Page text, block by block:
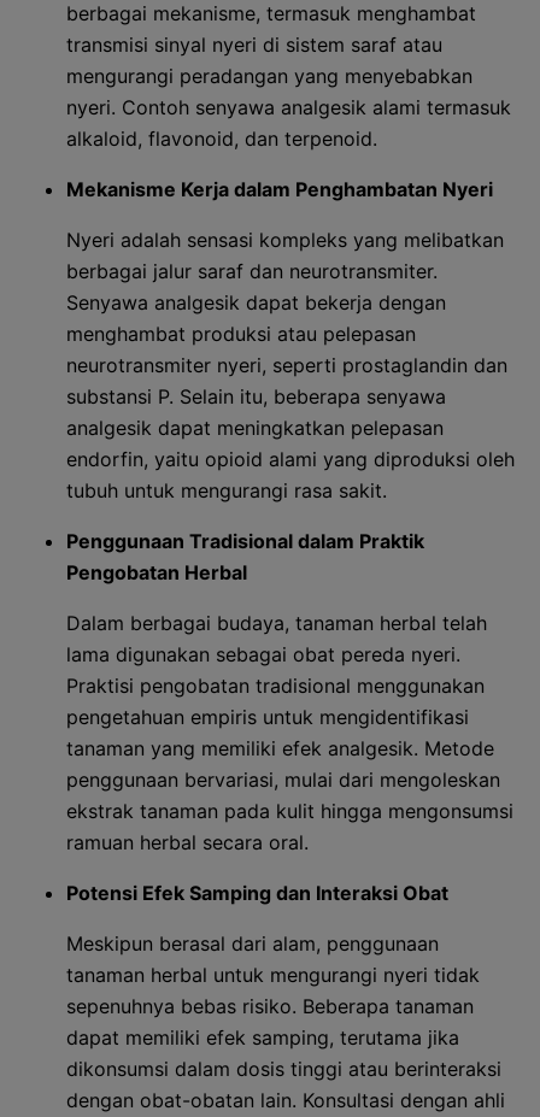
berbagai mekanisme, termasuk menghambat
transmisi sinyal nyeri di sistem saraf atau
mengurangi peradangan yang menyebabkan
nyeri. Contoh senyawa analgesik alami termasuk
alkaloid, flavonoid, dan terpenoid.
Mekanisme Kerja dalam Penghambatan Nyeri
Nyeri adalah sensasi kompleks yang melibatkan
berbagai jalur saraf dan neurotransmiter.
Senyawa analgesik dapat bekerja dengan
menghambat produksi atau pelepasan
neurotransmiter nyeri, seperti prostaglandin dan
substansi P. Selain itu, beberapa senyawa
analgesik dapat meningkatkan pelepasan
endorfin, yaitu opioid alami yang diproduksi oleh
tubuh untuk mengurangi rasa sakit.
Penggunaan Tradisional dalam Praktik
Pengobatan Herbal
Dalam berbagai budaya, tanaman herbal telah
lama digunakan sebagai obat pereda nyeri.
Praktisi pengobatan tradisional menggunakan
pengetahuan empiris untuk mengidentifikasi
tanaman yang memiliki efek analgesik. Metode
penggunaan bervariasi, mulai dari mengoleskan
ekstrak tanaman pada kulit hingga mengonsumsi
ramuan herbal secara oral.
Potensi Efek Samping dan Interaksi Obat
Meskipun berasal dari alam, penggunaan
tanaman herbal untuk mengurangi nyeri tidak
sepenuhnya bebas risiko. Beberapa tanaman
dapat memiliki efek samping, terutama jika
dikonsumsi dalam dosis tinggi atau berinteraksi
dengan obat-obatan lain. Konsultasi dengan ahli